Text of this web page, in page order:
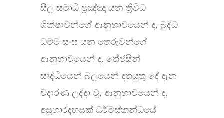
සීල සමාධි ප්‍රඤ්ඤා යන ත්‍රිවිධ
ශික්ෂාවන්ගේ ආනුභාවයෙන් ද, බුද්ධ
ධම්ම සංඝ යන තෙරුවන්ගේ
ආනුභාවයෙන් ද, තේජසින්
සෘද්ධියෙන් බලයෙන් දතයුතු දේ දැන
වදාරණ ලද්දා වූ, ආනුභාවයෙන් ද,
අසූහාරදහසක් ධර්මස්කන්ධයේ